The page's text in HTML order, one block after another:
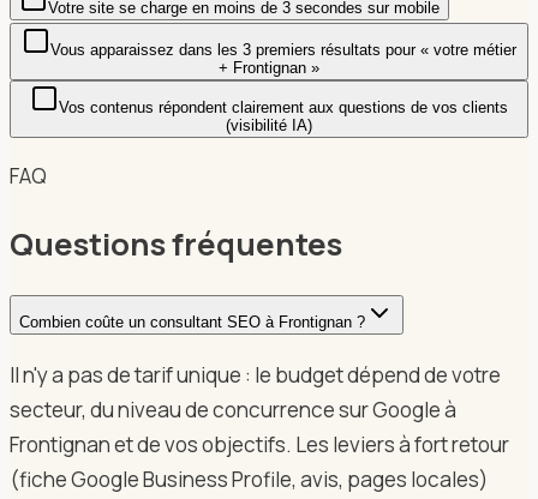
Votre site se charge en moins de 3 secondes sur mobile
Vous apparaissez dans les 3 premiers résultats pour « votre métier
+ Frontignan »
Vos contenus répondent clairement aux questions de vos clients
(visibilité IA)
FAQ
Questions fréquentes
Combien coûte un consultant SEO à Frontignan ?
Il n'y a pas de tarif unique : le budget dépend de votre
secteur, du niveau de concurrence sur Google à
Frontignan et de vos objectifs. Les leviers à fort retour
(fiche Google Business Profile, avis, pages locales)